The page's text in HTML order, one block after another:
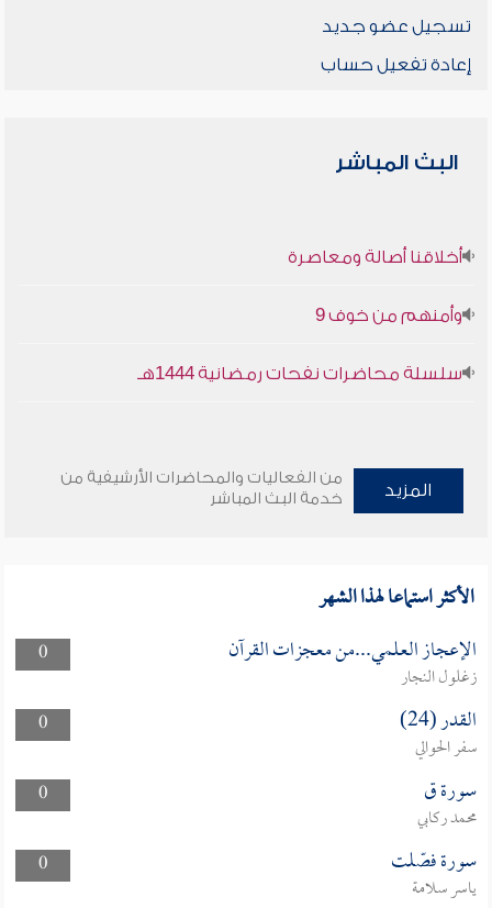
تسجيل عضو جديد
إعادة تفعيل حساب
البث المباشر
أخلاقنا أصالة ومعاصرة
وأمنهم من خوف 9
سلسلة محاضرات نفحات رمضانية 1444هـ
المزيد
من الفعاليات والمحاضرات الأرشيفية من
خدمة البث المباشر
الأكثر استماعا لهذا الشهر
0 الإعجاز العلمي...من معجزات القرآن
زغلول النجار
0
القدر (24)
سفر الحوالي
0
سورة ق
محمد ركابي
0
سورة فصّلت
ياسر سلامة